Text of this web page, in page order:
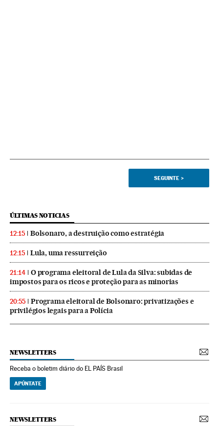
SEGUINTE >
ÚLTIMAS NOTICIAS
12:15 Bolsonaro, a destruição como estratégia
12:15 Lula, uma ressurreição
21:14
O programa eleitoral de Lula da Silva: subidas de
impostos para os ricos e proteção para as minorias
20:55
Programa eleitoral de Bolsonaro: privatizações e
privilégios legais para a Polícia
NEWSLETTERS
Receba o boletim diário do EL PAÍS Brasil
APÚNTATE
NEWSLETTERS